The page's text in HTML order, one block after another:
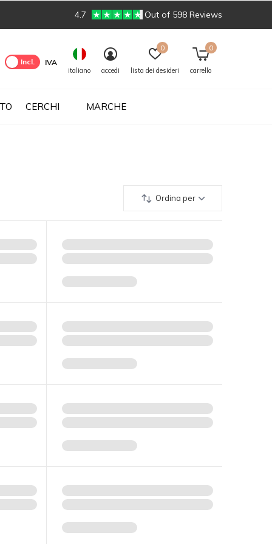
CERCHI MARCHE
Incl. IVA
italiano accedi lista dei desideri
0
carrello
0
4.7 Out of 598 Reviews
Ordina per